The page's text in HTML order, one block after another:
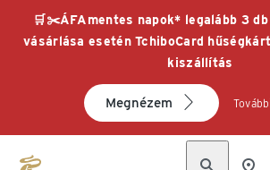
🛒✂️ÁFAmentes napok* legalább 3
vásárlása esetén TchiboCard
kiszállítás
Megnézem